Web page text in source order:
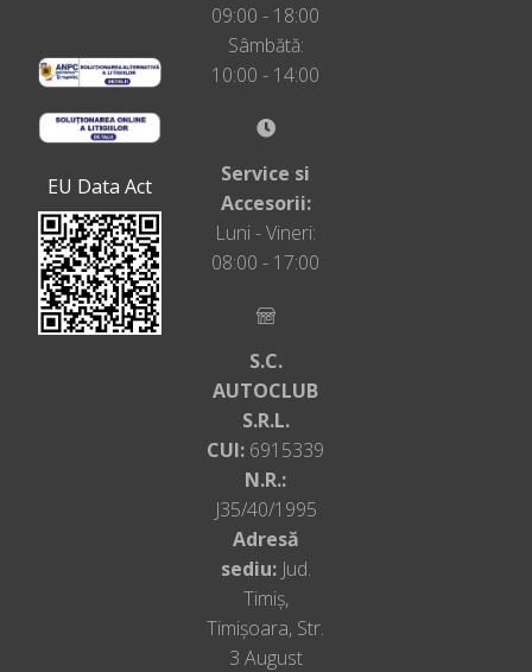
EU Data Act
09:00 - 18:00
Sâmbătă:
10:00 - 14:00
Service si
Accesorii:
Luni - Vineri:
08:00 - 17:00
S.C.
AUTOCLUB
S.R.L.
CUI: 6915339
N.R.:
J35/40/1995
Adresă
sediu:Jud.
Timiș,
Timișoara, Str.
3 August